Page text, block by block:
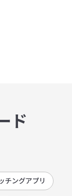
ド
チングアプリ